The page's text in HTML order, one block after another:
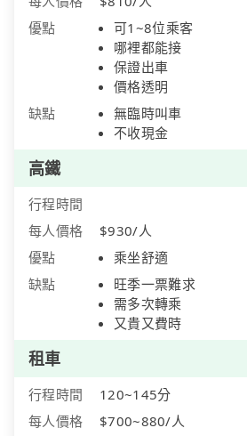
優點
可1~8位乘客
哪裡都能接
保證出車
價格透明
缺點
無臨時叫車
不收現金
高鐵
行程時間
每人價格
$930/人
優點
乘坐舒適
缺點
旺季一票難求
需多次轉乘
又貴又費時
租車
行程時間
120~145分
每人價格
$700~880/人